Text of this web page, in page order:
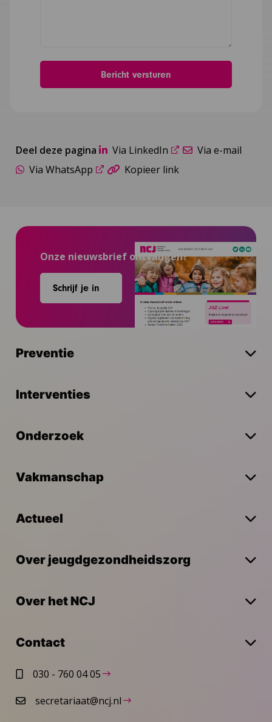
Deel deze pagina Via LinkedIn
Via e-mail
Via WhatsApp
Kopieer link
Onze nieuwsbrief ontvangen?
Schrijf je in
Preventie
Interventies
Onderzoek
Vakmanschap
Actueel
Over jeugdgezondheidszorg
Over het NCJ
Contact
030 - 760 04 05
secretariaat@ncj.nl